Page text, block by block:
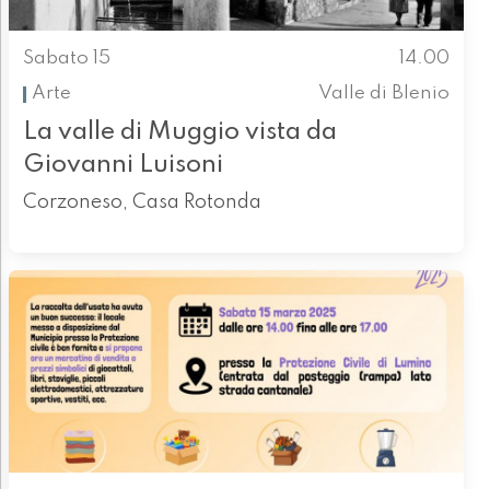
Sabato 15
14.00
Arte
Valle di Blenio
La valle di Muggio vista da
Giovanni Luisoni
Corzoneso, Casa Rotonda